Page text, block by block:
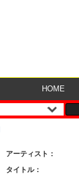
HOME
アーティスト：
タイトル：